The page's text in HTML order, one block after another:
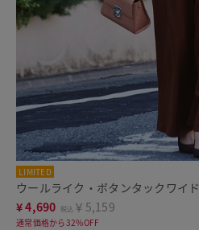
LIMITED
ウールライク・ボタンタックワイド
¥4,690 税込 ￥5,159
通常価格から32%OFF